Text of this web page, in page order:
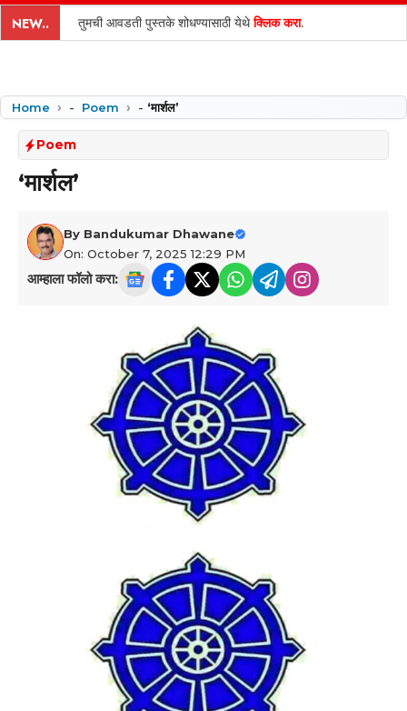
content
NEW.. तुमची आवडती पुस्तके शोधण्यासाठी येथेक्लिक करा.
Home - Poem - ‘मार्शल’
Poem
‘मार्शल’
By Bandukumar Dhawane
On: October 7, 2025 12:29 PM
आम्हाला फॉलो करा: